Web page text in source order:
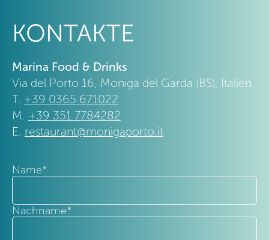
KONTAKTE
Marina Food & Drinks
Via del Porto 16, Moniga del Garda (BS), Italien
T. +39 0365 671022
M. +39 351 7784282
E. restaurant@monigaporto.it
Name*
Nachname*